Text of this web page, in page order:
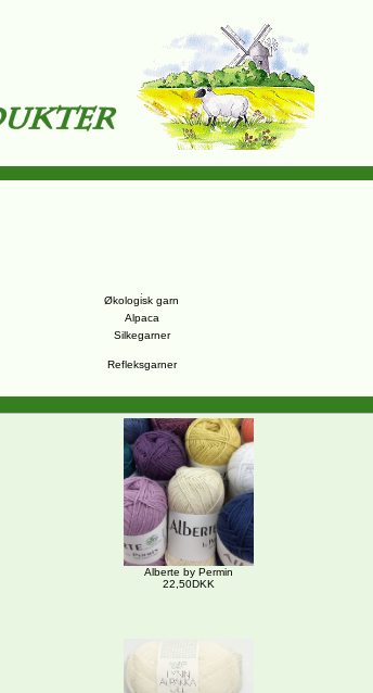
Økologisk garn
Alpaca
Silkegarner
Refleksgarner
Alberte by Permin
22,50DKK